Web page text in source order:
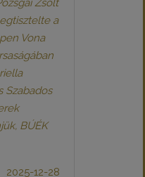
Zsolt
a
Vona
Szabados
BÚÉK
2025-12-28